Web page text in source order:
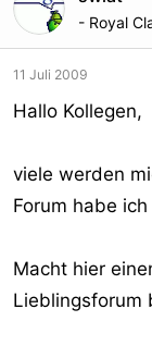
e
s
t
t
r
r
t
- Royal
11 Juli 2009
Hallo Kollegen,
viele werden
Forum habe
Macht hier
Lieblingsforum